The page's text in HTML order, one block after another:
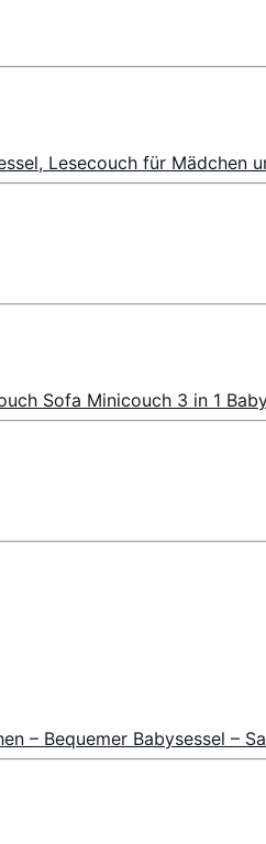
Lesecouch für Mädchen
Sofa Minicouch 3 in 1
– Bequemer Babysessel –